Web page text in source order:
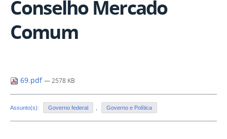
Conselho Mercado
Comum
69.pdf — 2578 KB
Assunto(s): Governo federal Governo e Política